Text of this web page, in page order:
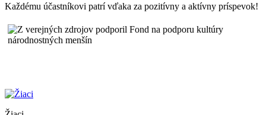
Každému účastníkovi patrí vďaka za pozitívny a aktívny príspevok!